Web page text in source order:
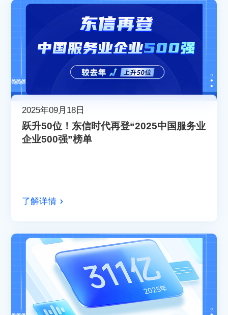
2025年09月18日
跃升50位！东信时代再登“2025中国服务业
企业500强”榜单
了解详情